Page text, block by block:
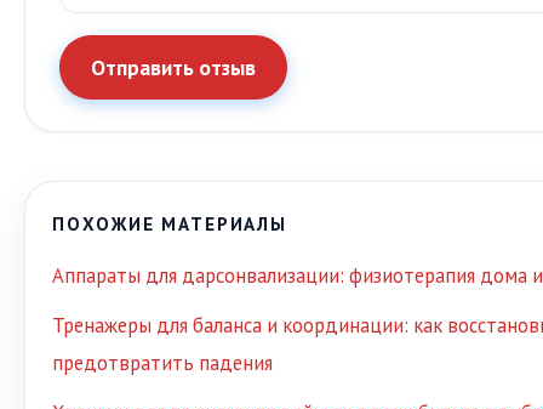
Отправить отзыв
ПОХОЖИЕ МАТЕРИАЛЫ
Аппараты для дарсонвализации: физиотерапия дома
Тренажеры для баланса и координации: как
предотвратить падения